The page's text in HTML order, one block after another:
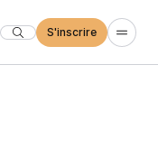
S'inscrire